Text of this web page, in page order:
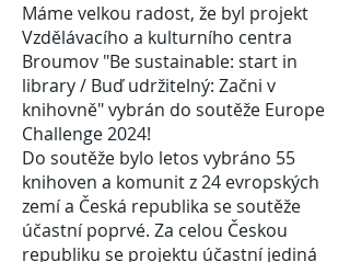
Máme velkou radost, že byl projekt
Vzdělávacího a kulturního centra
Broumov "Be sustainable: start in
library / Buď udržitelný: Začni v
knihovně" vybrán do soutěže Europe
Challenge 2024!
Do soutěže bylo letos vybráno 55
knihoven a komunit z 24 evropských
zemí a Česká republika se soutěže
účastní poprvé. Za celou Českou
republiku se projektu účastní jediná